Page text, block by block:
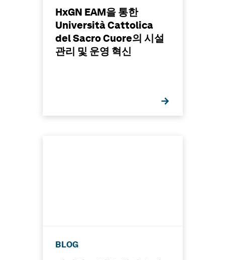
HxGN EAM을 통한
Università Cattolica
del Sacro Cuore의 시설
관리 및 운영 혁신
BLOG